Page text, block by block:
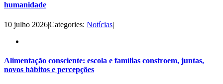
humanidade
10 julho 2026|Categories: Notícias|
Alimentação consciente: escola e famílias constroem, juntas,
novos hábitos e percepções